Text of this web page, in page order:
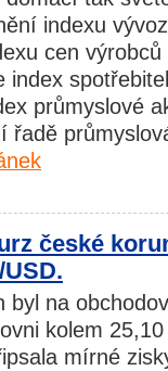
indexu
cen
index
průmyslové
řadě
české
byl na
kolem
mírné